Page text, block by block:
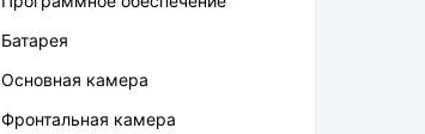
Батарея
Основная камера
Фронтальная камера